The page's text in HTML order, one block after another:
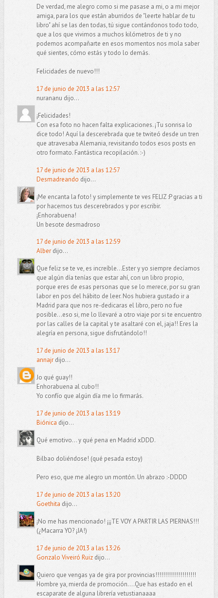
De verdad, me alegro como si me pasase a mi, o a mi mejor
amiga, para los que están aburridos de "leerte hablar de tu
libro" ahí se las den todas, tú sigue contándonos todo todo,
que a los que vivimos a muchos kilómetros de ti y no
podemos acompañarte en esos momentos nos mola saber
qué sientes, cómo estás y todo lo demás.
Felicidades de nuevo!!!
17 de junio de 2013 a las 12:57
nurananu dijo...
¡Felicidades!
Con esa foto no hacen falta explicaciones. ¡Tu sonrisa lo
dice todo! Aquí la descerebrada que te twiteó desde un tren
que atravesaba Alemania, revisitando todos esos posts en
otro formato. Fantástica recopilación. :-)
17 de junio de 2013 a las 12:57
Desmadreando dijo...
¡Me encanta la foto! y simplemente te ves FELIZ :P gracias a ti
por hacernos tus descerebrados y por escribir.
¡Enhorabuena!
Un besote desmadroso
17 de junio de 2013 a las 12:59
Alberdijo...
Que feliz se te ve, es increíble...Ester y yo siempre decíamos
que algún día tenías que estar ahí, con un libro propio,
porque eres de esas personas que se lo merece, por su gran
labor en pos del hábito de leer. Nos hubiera gustado ir a
Madrid para que nos re-dedicaras el libro, pero no fue
posible...eso si, me lo llevaré a otro viaje por si te encuentro
por las calles de la capital y te asaltaré con el, jaja!! Eres la
alegría en persona, sigue disfrutándolo!!
17 de junio de 2013 a las 13:17
annajrdijo...
Jo qué guay!!
Enhorabuena al cubo!!
Yo confío que algún día me lo firmarás.
17 de junio de 2013 a las 13:19
Biónica dijo...
Qué emotivo... y qué pena en Madrid xDDD.
Bilbao doliéndose! (qué pesada estoy)
Pero eso, que me alegro un montón. Un abrazo :-DDDD
17 de junio de 2013 a las 13:20
Goethita dijo...
¡No me has mencionado! ¡¡¡TE VOY A PARTIR LAS PIERNAS!!!
(¿Macarra YO? ¡JA!)
17 de junio de 2013 a las 13:26
Gonzalo Viveiró Ruizdijo...
Quiero que vengas ya de gira por provincias!!!!!!!!!!!!!!!!!!!!!
Hombre ya, mierda de promoción....Que has estado en el
escaparate de alguna librería vetustianaaaa